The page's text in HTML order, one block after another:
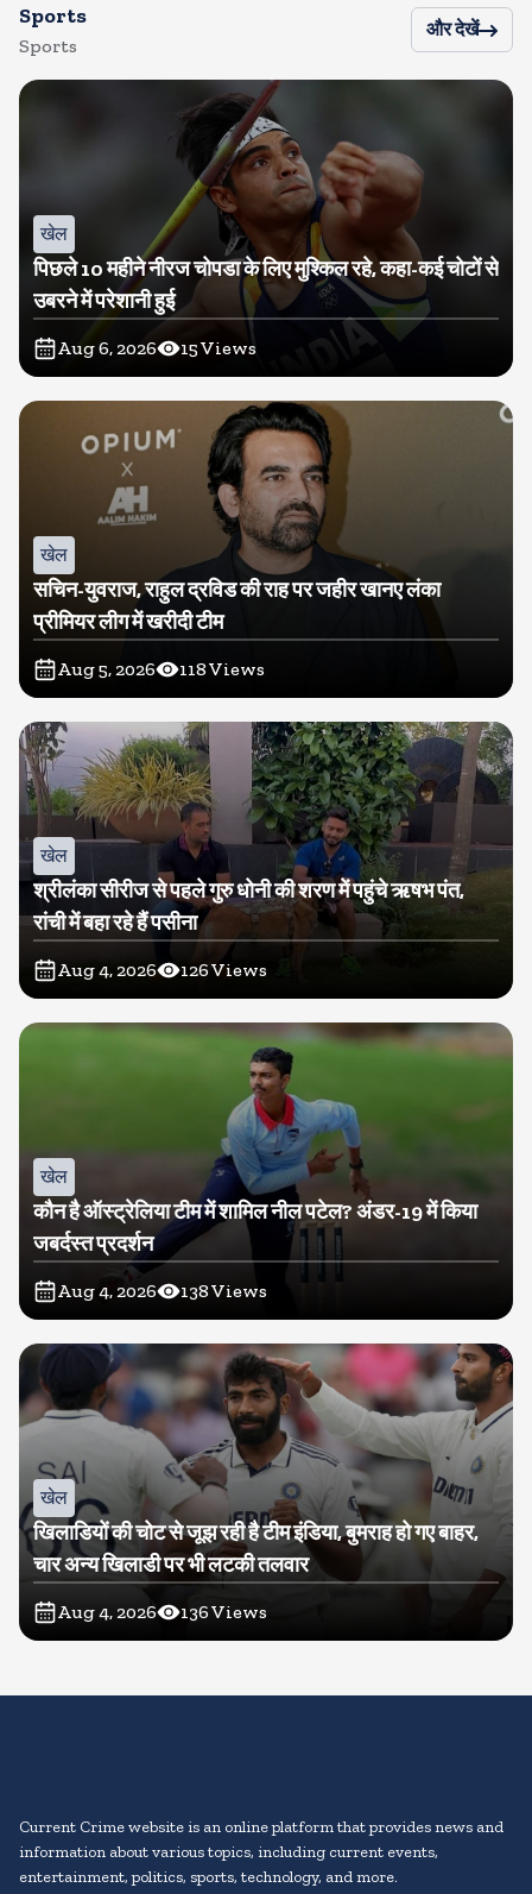
Sports
Sports
और देखें
खेल
पिछले 10 महीने नीरज चोपडा के लिए मुश्किल रहे, कहा-कई चोटों से
उबरने में परेशानी हुई
Aug 6, 2026 15Views
खेल
सचिन-युवराज, राहुल द्रविड की राह पर जहीर खानए लंका
प्रीमियर लीग में खरीदी टीम
Aug 5, 2026 118Views
खेल
श्रीलंका सीरीज से पहले गुरु धोनी की शरण में पहुंचे ऋषभ पंत,
रांची में बहा रहे हैं पसीना
Aug 4, 2026 126Views
खेल
कौन है ऑस्ट्रेलिया टीम में शामिल नील पटेल? अंडर-19 में किया
जबर्दस्त प्रदर्शन
Aug 4, 2026 138Views
खेल
खिलाडियों की चोट से जूझ रही है टीम इंडिया, बुमराह हो गए बाहर,
चार अन्य खिलाडी पर भी लटकी तलवार
Aug 4, 2026 136Views
Current Crime website is an online platform that provides news and
information about various topics, including current events,
entertainment, politics, sports, technology, and more.